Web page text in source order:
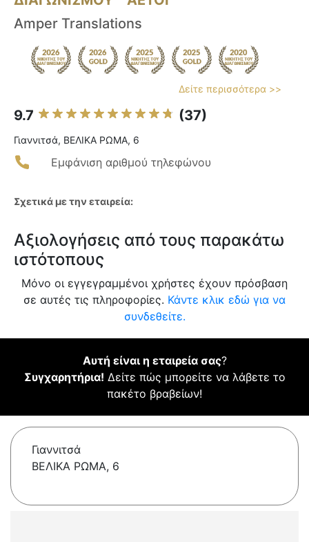
Amper Translations
Δείτε περισσότερα >>
9.7 (37)
Γιαννιτσά, ΒΕΛΙΚΑ ΡΩΜΑ, 6
Εμφάνιση αριθμού τηλεφώνου
Σχετικά με την εταιρεία:
Αξιολογήσεις από τους παρακάτω
ιστότοπους
Μόνο οι εγγεγραμμένοι χρήστες έχουν πρόσβαση
σε αυτές τις πληροφορίες. Κάντε κλικ εδώ για να
συνδεθείτε.
Αυτή είναι η εταιρεία σας?
Συγχαρητήρια! Δείτε πώς μπορείτε να λάβετε το
πακέτο βραβείων!
Γιαννιτσά
ΒΕΛΙΚΑ ΡΩΜΑ, 6